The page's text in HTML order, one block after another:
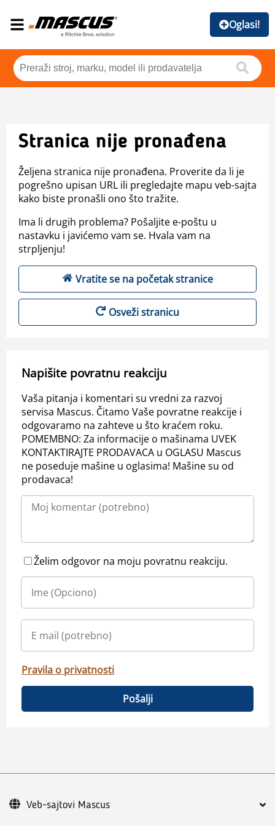
Oglasi!
Stranica nije pronađena
Željena stranica nije pronađena. Proverite da li je
pogrešno upisan URL ili pregledajte mapu veb-sajta
kako biste pronašli ono što tražite.
Ima li drugih problema? Pošaljite e-poštu u
nastavku i javićemo vam se. Hvala vam na
strpljenju!
Vratite se na početak stranice
Osveži stranicu
Napišite povratnu reakciju
Vaša pitanja i komentari su vredni za razvoj
servisa Mascus. Čitamo Vaše povratne reakcije i
odgovaramo na zahteve u što kraćem roku.
POMEMBNO: Za informacije o mašinama UVEK
KONTAKTIRAJTE PRODAVACA u OGLASU Mascus
ne poseduje mašine u oglasima! Mašine su od
prodavaca!
Želim odgovor na moju povratnu reakciju.
Pravila o privatnosti
Pošalji
Veb-sajtovi Mascus